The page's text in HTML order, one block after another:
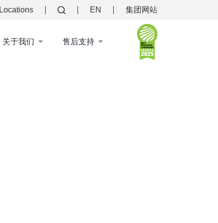
Locations EN 集团网站
关于我们 售后支持